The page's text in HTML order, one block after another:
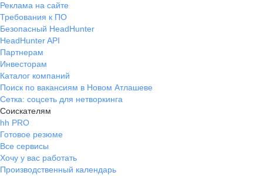
Реклама на сайте
Требования к ПО
Безопасный HeadHunter
HeadHunter API
Партнерам
Инвесторам
Каталог компаний
Поиск по вакансиям в Новом Атлашеве
Сетка: соцсеть для нетворкинга
Соискателям
hh PRO
Готовое резюме
Все сервисы
Хочу у вас работать
Производственный календарь